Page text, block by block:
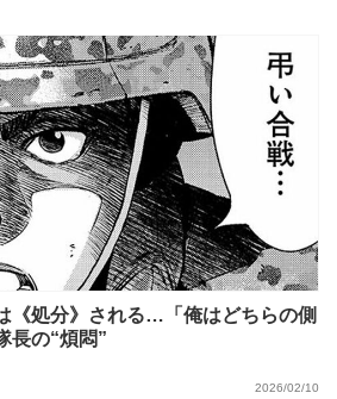
《処分》される…「俺はどちらの側
長の“煩悶”
2026/02/10